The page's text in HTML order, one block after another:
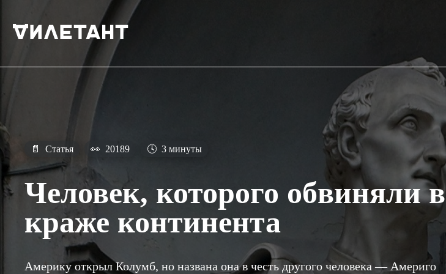
📄 Статья 👀 20189 🕓 3 минуты
Человек, которого обвиняли в
краже континента
Америку открыл Колумб, но названа она в честь другого человека — Америго